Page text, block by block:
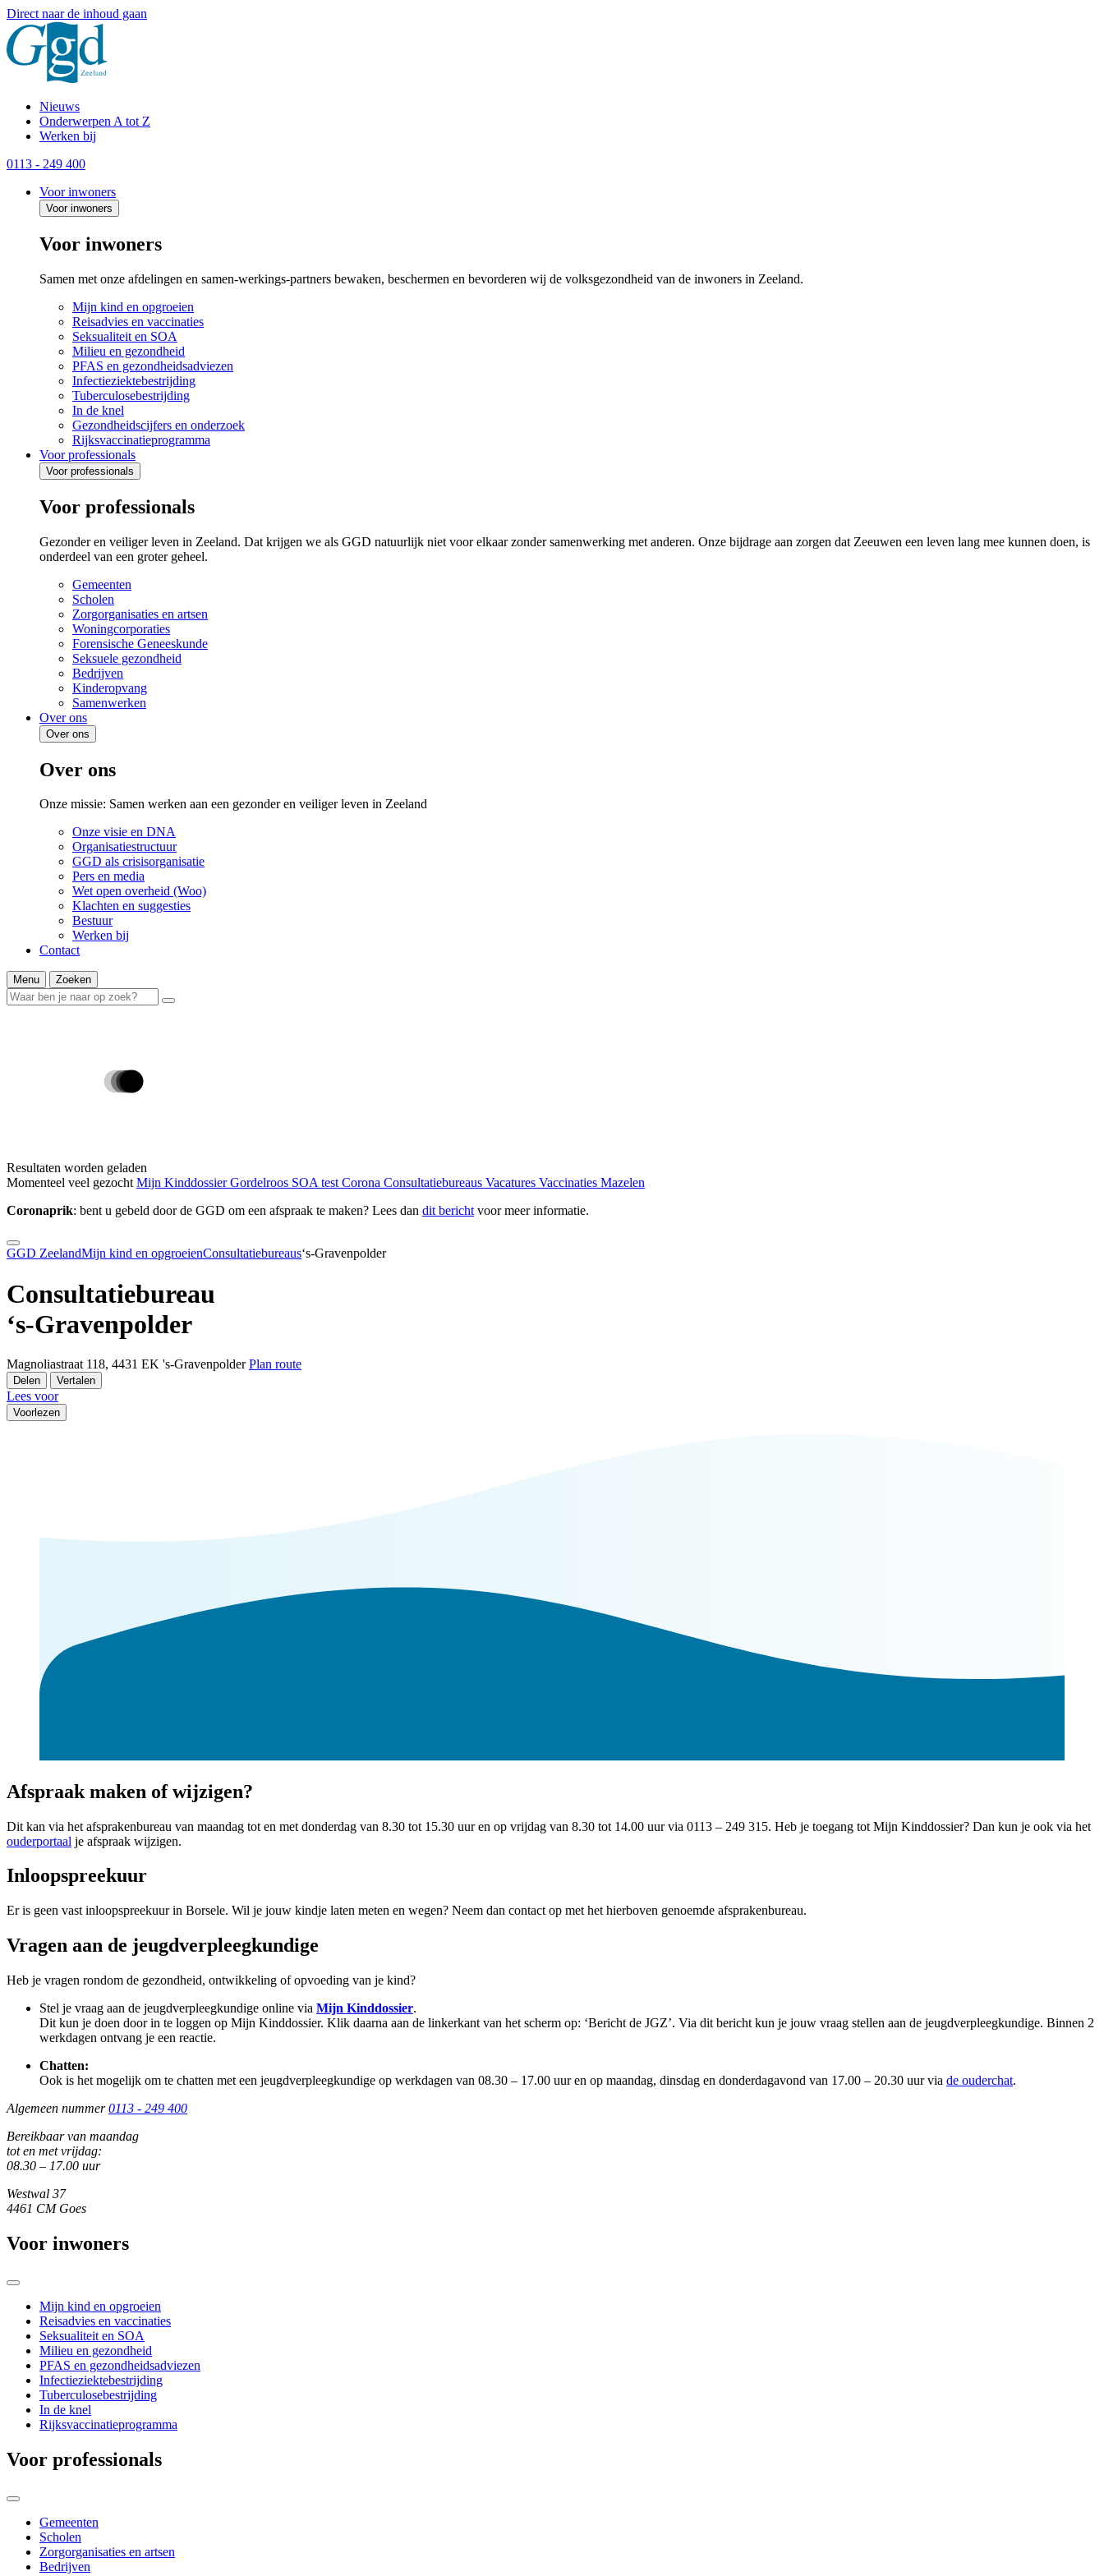
Direct naar de inhoud gaan
Nieuws
Onderwerpen A tot Z
Werken bij
0113 - 249 400
Voor inwoners
Voor inwoners
Voor inwoners
Samen met onze afdelingen en samen-werkings-partners bewaken, beschermen en bevorderen wij de volksgezondheid van de inwoners in Zeeland.
Mijn kind en opgroeien
Reisadvies en vaccinaties
Seksualiteit en SOA
Milieu en gezondheid
PFAS en gezondheidsadviezen
Infectieziektebestrijding
Tuberculosebestrijding
In de knel
Gezondheidscijfers en onderzoek
Rijksvaccinatieprogramma
Voor professionals
Voor professionals
Voor professionals
Gezonder en veiliger leven in Zeeland. Dat krijgen we als GGD natuurlijk niet voor elkaar zonder samenwerking met anderen. Onze bijdrage aan zorgen dat Zeeuwen een leven lang mee kunnen doen, is
onderdeel van een groter geheel.
Gemeenten
Scholen
Zorgorganisaties en artsen
Woningcorporaties
Forensische Geneeskunde
Seksuele gezondheid
Bedrijven
Kinderopvang
Samenwerken
Over ons
Over ons
Over ons
Onze missie: Samen werken aan een gezonder en veiliger leven in Zeeland
Onze visie en DNA
Organisatiestructuur
GGD als crisisorganisatie
Pers en media
Wet open overheid (Woo)
Klachten en suggesties
Bestuur
Werken bij
Contact
Menu Zoeken
Resultaten worden geladen
Momenteel veel gezocht Mijn KinddossierGordelroos SOA testCorona Consultatiebureaus Vacatures Vaccinaties Mazelen
Coronaprik: bent u gebeld door de GGD om een afspraak te maken? Lees dan dit berichtvoor meer informatie.
GGD ZeelandMijn kind en opgroeienConsultatiebureaus‘s-Gravenpolder
Consultatiebureau
‘s-Gravenpolder
Magnoliastraat 118, 4431 EK 's-Gravenpolder Plan route
Delen Vertalen
Lees voor
Voorlezen
Afspraak maken of wijzigen?
Dit kan via het afsprakenbureau van maandag tot en met donderdag van 8.30 tot 15.30 uur en op vrijdag van 8.30 tot 14.00 uur via 0113 – 249 315. Heb je toegang tot Mijn Kinddossier? Dan kun je ook via het
ouderportaal je afspraak wijzigen.
Inloopspreekuur
Er is geen vast inloopspreekuur in Borsele. Wil je jouw kindje laten meten en wegen? Neem dan contact op met het hierboven genoemde afsprakenbureau.
Vragen aan de jeugdverpleegkundige
Heb je vragen rondom de gezondheid, ontwikkeling of opvoeding van je kind?
Stel je vraag aan de jeugdverpleegkundige online via Mijn Kinddossier.
Dit kun je doen door in te loggen op Mijn Kinddossier. Klik daarna aan de linkerkant van het scherm op: ‘Bericht de JGZ’. Via dit bericht kun je jouw vraag stellen aan de jeugdverpleegkundige. Binnen 2
werkdagen ontvang je een reactie.
Chatten:
Ook is het mogelijk om te chatten met een jeugdverpleegkundige op werkdagen van 08.30 – 17.00 uur en op maandag, dinsdag en donderdagavond van 17.00 – 20.30 uur via de ouderchat.
Algemeen nummer 0113 - 249 400
Bereikbaar van maandag
tot en met vrijdag:
08.30 – 17.00 uur
Westwal 37
4461 CM Goes
Voor inwoners
Mijn kind en opgroeien
Reisadvies en vaccinaties
Seksualiteit en SOA
Milieu en gezondheid
PFAS en gezondheidsadviezen
Infectieziektebestrijding
Tuberculosebestrijding
In de knel
Rijksvaccinatieprogramma
Voor professionals
Gemeenten
Scholen
Zorgorganisaties en artsen
Bedrijven